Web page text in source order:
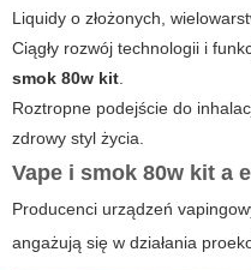
Liquidy o złożonych,
Ciągły rozwój technologii i
smok 80w kit.
Roztropne podejście do
zdrowy styl życia.
Vape i smok 80w kit a
Producenci urządzeń
angażują się w działania